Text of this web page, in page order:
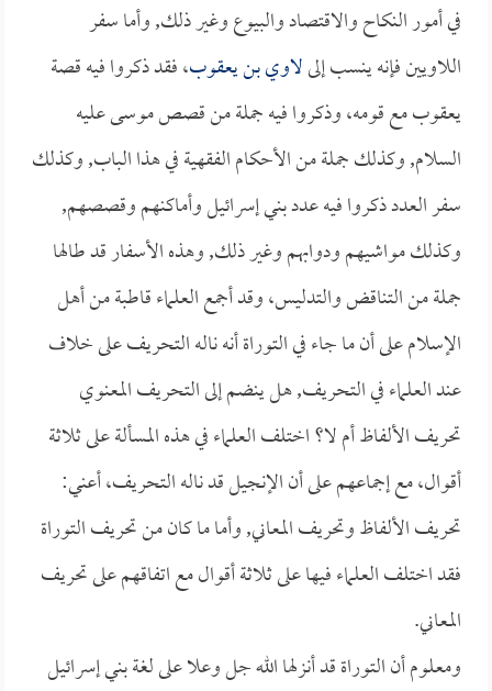
في أمور النكاح والاقتصاد والبيوع وغير ذلك, وأما سفر
اللاويين فإنه ينسب إلىلاوي بن يعقوب، فقد ذكروا فيه قصة
يعقوب مع قومه، وذكروا فيه جملة من قصص موسى عليه
السلام, وكذلك جملة من الأحكام الفقهية في هذا الباب, وكذلك
سفر العدد ذكروا فيه عدد بني إسرائيل وأماكنهم وقصصهم,
وكذلك مواشيهم ودوابهم وغير ذلك, وهذه الأسفار قد طالها
جملة من التناقض والتدليس، وقد أجمع العلماء قاطبة من أهل
الإسلام على أن ما جاء في التوراة أنه ناله التحريف على خلاف
عند العلماء في التحريف, هل ينضم إلى التحريف المعنوي
تحريف الألفاظ أم لا؟ اختلف العلماء في هذه المسألة على ثلاثة
أقوال، مع إجماعهم على أن الإنجيل قد ناله التحريف، أعني:
تحريف الألفاظ وتحريف المعاني, وأما ما كان من تحريف التوراة
فقد اختلف العلماء فيها على ثلاثة أقوال مع اتفاقهم على تحريف
المعاني.
ومعلوم أن التوراة قد أنزلها الله جل وعلا على لغة بني إسرائيل